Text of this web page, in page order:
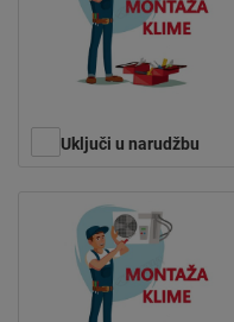
Uključi u narudžbu